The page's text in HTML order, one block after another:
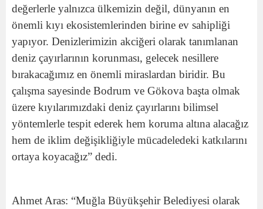
değerlerle yalnızca ülkemizin değil, dünyanın en
önemli kıyı ekosistemlerinden birine ev sahipliği
yapıyor. Denizlerimizin akciğeri olarak tanımlanan
deniz çayırlarının korunması, gelecek nesillere
bırakacağımız en önemli miraslardan biridir. Bu
çalışma sayesinde Bodrum ve Gökova başta olmak
üzere kıyılarımızdaki deniz çayırlarını bilimsel
yöntemlerle tespit ederek hem koruma altına alacağız
hem de iklim değişikliğiyle mücadeledeki katkılarını
ortaya koyacağız” dedi.
Ahmet Aras: “Muğla Büyükşehir Belediyesi olarak